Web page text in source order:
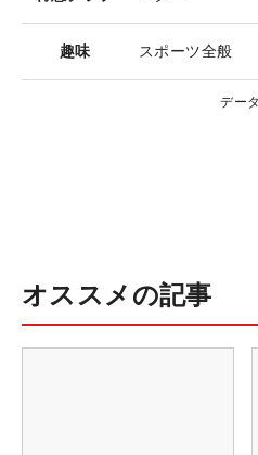
趣味 スポーツ全般
デー
オススメの記事